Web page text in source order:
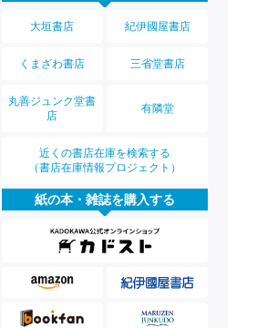
大垣書店 紀伊國屋書店
くまざわ書店 三省堂書店
丸善ジュンク堂書
店
有隣堂
近くの書店在庫を検索する
（書店在庫情報プロジェクト）
紙の本・雑誌を購入する